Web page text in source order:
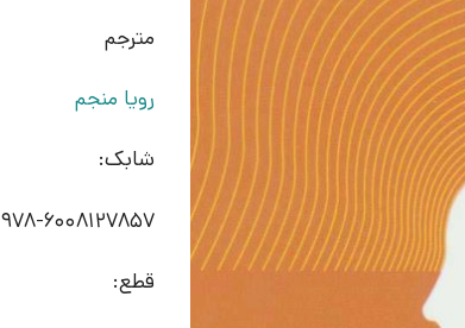
مترجم
رویا منجم
شابک:
978-6008127857
قطع: